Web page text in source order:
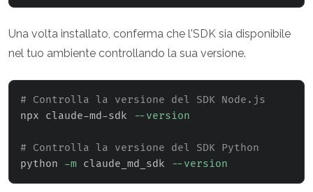
Una volta installato, conferma che l'SDK sia disponibile
nel tuo ambiente controllando la sua versione.
# Controlla la versione del SDK Node.js
npx claude-md-sdk
--version
# Controlla la versione del SDK Python
python -m claude_md_sdk --version